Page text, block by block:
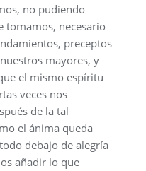
no pudiendo
tomamos, necesario
preceptos
mayores, y
el mismo espíritu
veces nos
de la tal
el ánima queda
debajo de alegría
añadir lo que